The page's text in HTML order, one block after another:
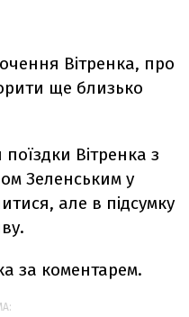
Вітренка, про
ще близько
Вітренка з
Зеленським у
але в підсумку
за коментарем.